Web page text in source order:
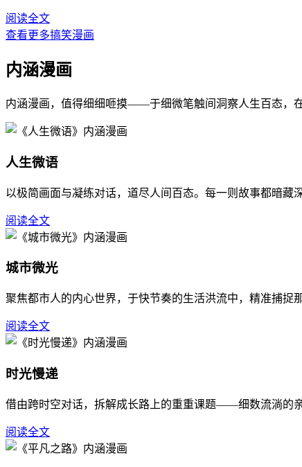
阅读全文
查看更多搞笑漫画
内涵漫画
内涵漫画，值得细细咂摸——于细微笔触间洞察人生百态，
人生微语
以极简画面与凝练对话，道尽人间百态。每一则故事都暗藏
阅读全文
城市微光
聚焦都市人的内心世界，于快节奏的生活洪流中，精准捕捉
阅读全文
时光慢递
借由跨时空对话，拆解成长路上的重重课题——细数流淌的
阅读全文